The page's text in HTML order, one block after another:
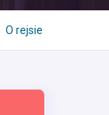
O rejsie